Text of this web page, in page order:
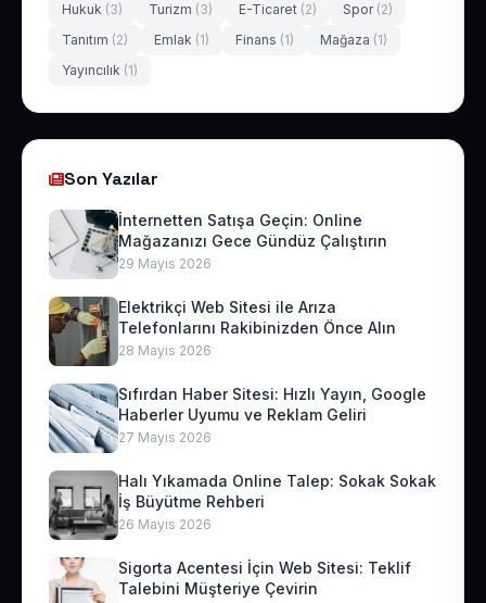
Hukuk (3) Turizm (3) E-Ticaret (2) Spor (2)
Tanıtım (2) Emlak (1) Finans (1) Mağaza (1)
Yayıncılık (1)
Son Yazılar
İnternetten Satışa Geçin: Online
Mağazanızı Gece Gündüz Çalıştırın
29 Mayıs 2026
Elektrikçi Web Sitesi ile Arıza
Telefonlarını Rakibinizden Önce Alın
28 Mayıs 2026
Sıfırdan Haber Sitesi: Hızlı Yayın, Google
Haberler Uyumu ve Reklam Geliri
27 Mayıs 2026
Halı Yıkamada Online Talep: Sokak Sokak
İş Büyütme Rehberi
26 Mayıs 2026
Sigorta Acentesi İçin Web Sitesi: Teklif
Talebini Müşteriye Çevirin